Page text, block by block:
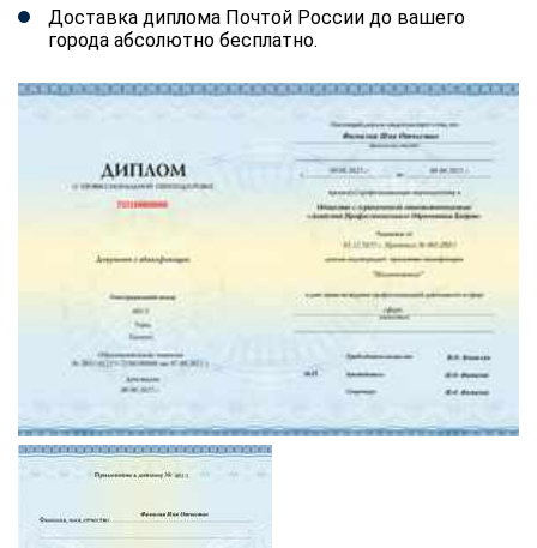
Доставка диплома Почтой России до вашего
города абсолютно бесплатно.